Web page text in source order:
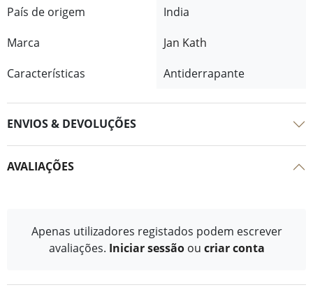
País de origem
India
Marca
Jan Kath
Características
Antiderrapante
ENVIOS & DEVOLUÇÕES
AVALIAÇÕES
Apenas utilizadores registados podem escrever
avaliações. Iniciar sessão ou criar conta